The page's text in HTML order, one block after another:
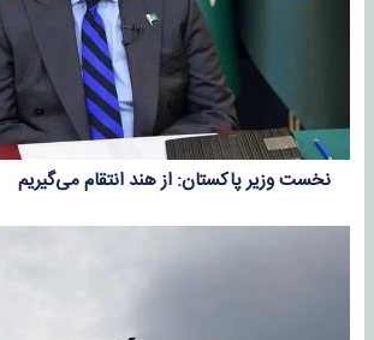
نخست وزیر پاکستان: از هند انتقام می‌گیریم